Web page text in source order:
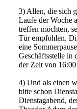
3) Allen, die sich
Laufe der Woche
treffen möchten,
Tür empfohlen.
eine
Geschäftsstelle in
der Zeit von
4) Und als einen
bitte schon
Dienstagabend,